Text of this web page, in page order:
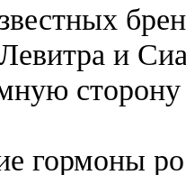
и
гормоны